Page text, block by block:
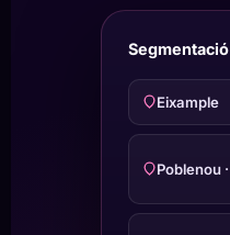
Eixample
Poblenou